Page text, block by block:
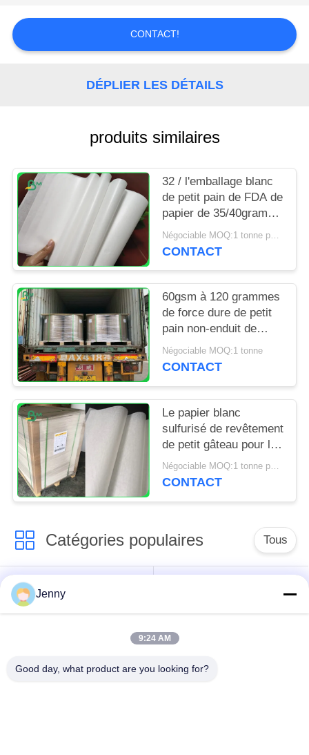
CAS
PRIVACY
POLICY
CONTACT!
DÉPLIER LES DÉTAILS
produits similaires
32 / l'emballage blanc
de petit pain de FDA de
papier de 35/40grams
MG emballage pour
emballer ébrèche
Négociable MOQ:1 tonne pour la taille spéciale
CONTACT
60gsm à 120 grammes
de force dure de petit
pain non-enduit de
papier d'emballage
blanchi pour le sac
Négociable MOQ:1 tonne
CONTACT
Le papier blanc
sulfurisé de revêtement
de petit gâteau pour la
cuisine de boulangerie
usine 31 - 38gsm
Négociable MOQ:1 tonne pour la taille commune et 10 tonnes pour la taille spéciale
CONTACT
Catégories populaires Tous
papier d'emballage
blanc
d'emballage
Jenny
9:24 AM
Good day, what product are you looking for?